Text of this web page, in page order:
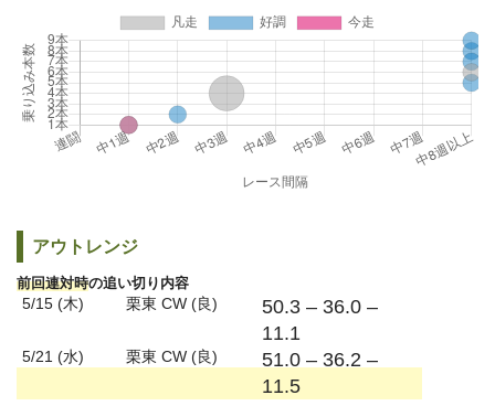
アウトレンジ
前回連対時の追い切り内容
5/15 (木) 栗東 CW (良)
50.3 – 36.0 –
11.1
5/21 (水) 栗東 CW (良)
51.0 – 36.2 –
11.5